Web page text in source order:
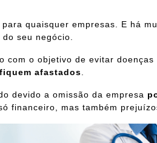
quaisquer empresas. E há
seu negócio.
com o objetivo de evitar doenças
afastados
devido a omissão da empresa
financeiro, mas também